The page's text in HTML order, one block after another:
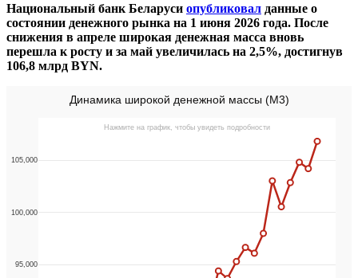
Национальный банк Беларуси опубликовал данные о
состоянии денежного рынка на 1 июня 2026 года. После
снижения в апреле широкая денежная масса вновь
перешла к росту и за май увеличилась на 2,5%, достигнув
106,8 млрд BYN.